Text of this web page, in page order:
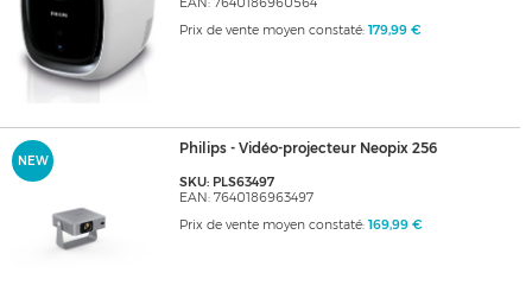
EAN: 7640186960564
Prix de vente moyen constaté: 179,99 €
NEW
Philips - Vidéo-projecteur Neopix 256
SKU: PLS63497
EAN: 7640186963497
Prix de vente moyen constaté: 169,99 €